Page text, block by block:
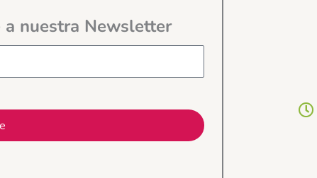
nuestra Newsletter